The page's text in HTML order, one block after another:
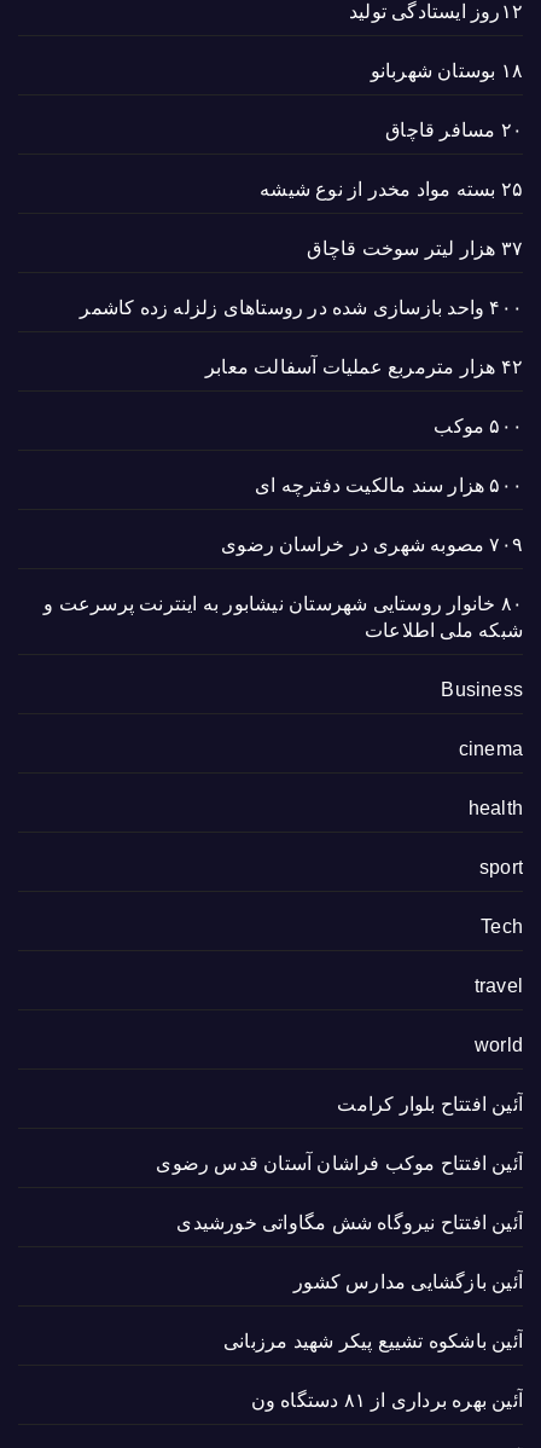
۱۲روز ایستادگی تولید
۱۸ بوستان شهربانو
۲۰ مسافر قاچاق
۲۵ بسته مواد مخدر از نوع شیشه
۳۷ هزار لیتر سوخت قاچاق
۴۰۰ واحد بازسازی شده در روستاهای زلزله زده کاشمر
۴۲ هزار مترمربع عملیات آسفالت معابر
۵۰۰ موکب
۵۰۰ هزار سند مالکیت دفترچه ای
۷۰۹ مصوبه شهری در خراسان رضوی
۸۰ خانوار روستایی شهرستان نیشابور به اینترنت پرسرعت و
شبکه ملی اطلاعات
Business
cinema
health
sport
Tech
travel
world
آئین افتتاح بلوار کرامت
آئین افتتاح موکب فراشان آستان قدس رضوی
آئین افتتاح نیروگاه شش مگاواتی خورشیدی
آئین بازگشایی مدارس کشور
آئین باشکوه تشییع پیکر شهید مرزبانی
آئین بهره برداری از ۸۱ دستگاه ون